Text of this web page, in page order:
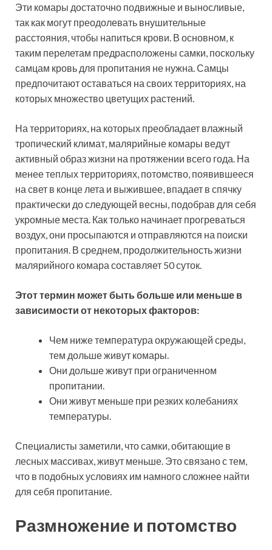
Эти комары достаточно подвижные и выносливые,
так как могут преодолевать внушительные
расстояния, чтобы напиться крови. В основном, к
таким перелетам предрасположены самки, поскольку
самцам кровь для пропитания не нужна. Самцы
предпочитают оставаться на своих территориях, на
которых множество цветущих растений.
На территориях, на которых преобладает влажный
тропический климат, малярийные комары ведут
активный образ жизни на протяжении всего года. На
менее теплых территориях, потомство, появившееся
на свет в конце лета и выжившее, впадает в спячку
практически до следующей весны, подобрав для себя
укромные места. Как только начинает прогреваться
воздух, они просыпаются и отправляются на поиски
пропитания. В среднем, продолжительность жизни
малярийного комара составляет 50 суток.
Этот термин может быть больше или меньше в
зависимости от некоторых факторов:
Чем ниже температура окружающей среды,
тем дольше живут комары.
Они дольше живут при ограниченном
пропитании.
Они живут меньше при резких колебаниях
температуры.
Специалисты заметили, что самки, обитающие в
лесных массивах, живут меньше. Это связано с тем,
что в подобных условиях им намного сложнее найти
для себя пропитание.
Размножение и потомство